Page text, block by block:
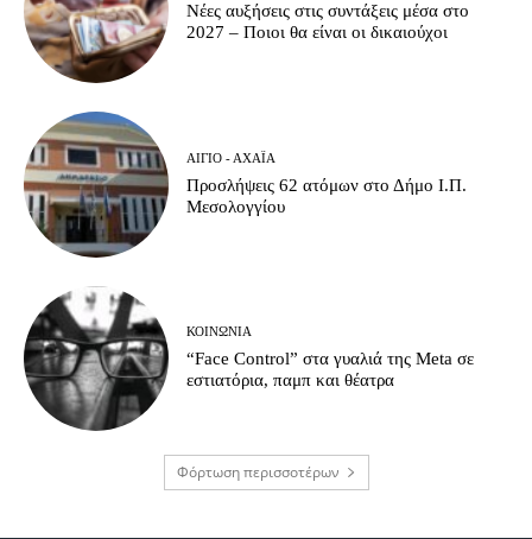
Νέες αυξήσεις στις συντάξεις μέσα στο
2027 – Ποιοι θα είναι οι δικαιούχοι
ΑΊΓΙΟ - ΑΧΑΪ́Α
Προσλήψεις 62 ατόμων στο Δήμο Ι.Π.
Μεσολογγίου
ΚΟΙΝΩΝΊΑ
“Face Control” στα γυαλιά της Meta σε
εστιατόρια, παμπ και θέατρα
Φόρτωση περισσοτέρων